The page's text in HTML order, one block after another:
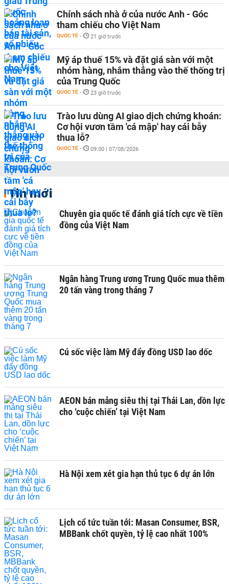
Chính sách nhà ở của nước Anh - Góc
tham chiếu cho Việt Nam
QUỐC TẾ - 21 giờ trước
Mỹ áp thuế 15% và đặt giá sàn với một
nhóm hàng, nhắm thẳng vào thế thống trị
của Trung Quốc
QUỐC TẾ - 23 giờ trước
Trào lưu dùng AI giao dịch chứng khoán:
Cơ hội vươn tầm 'cá mập' hay cái bẫy
thua lỗ?
QUỐC TẾ - 09:00 | 07/08/2026
Tin mới
Chuyên gia quốc tế đánh giá tích cực về tiền
đồng của Việt Nam
Ngân hàng Trung ương Trung Quốc mua thêm
20 tấn vàng trong tháng 7
Cú sốc việc làm Mỹ đẩy đồng USD lao dốc
AEON bán mảng siêu thị tại Thái Lan, dồn lực
cho ‘cuộc chiến’ tại Việt Nam
Hà Nội xem xét gia hạn thủ tục 6 dự án lớn
Lịch cổ tức tuần tới: Masan Consumer, BSR,
MBBank chốt quyền, tỷ lệ cao nhất 100%